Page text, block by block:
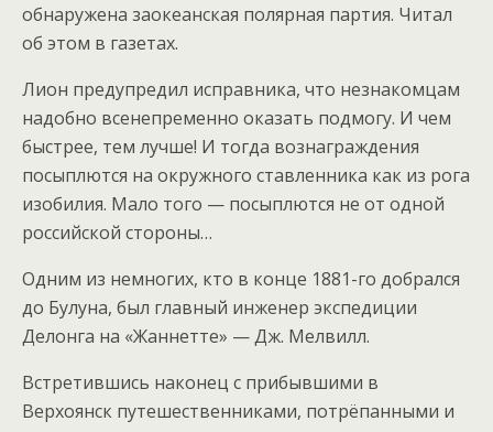
обнаружена заокеанская полярная партия. Читал
об этом в газетах.
Лион предупредил исправника, что незнакомцам
надобно всенепременно оказать подмогу. И чем
быстрее, тем лучше! И тогда вознаграждения
посыплются на окружного ставленника как из рога
изобилия. Мало того — посыплются не от одной
российской стороны…
Одним из немногих, кто в конце 1881-го добрался
до Булуна, был главный инженер экспедиции
Делонга на «Жаннетте» — Дж. Мелвилл.
Встретившись наконец с прибывшими в
Верхоянск путешественниками, потрёпанными и